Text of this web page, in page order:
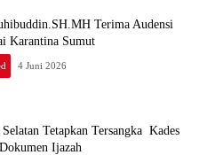
Terima Audensi
Karantina Sumut
4 Juni 2026
Tetapkan Tersangka Kades
Ijazah